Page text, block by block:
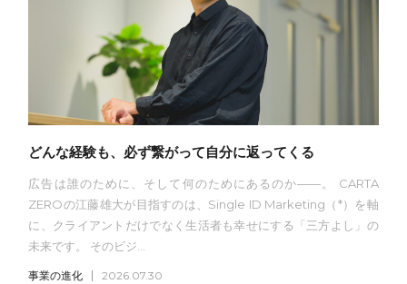
どんな経験も、必ず繋がって自分に返ってくる
広告は誰のために、そして何のためにあるのか——。 CARTA
ZEROの江藤雄大が目指すのは、Single ID Marketing（*）を軸
に、クライアントだけでなく生活者も幸せにする「三方よし」の
未来です。 そのビジ...
事業の進化 2026.07.30